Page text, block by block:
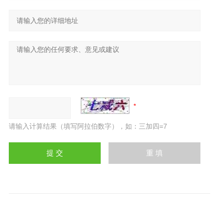
请输入计算结果（填写阿拉伯数字），如：三加四=7